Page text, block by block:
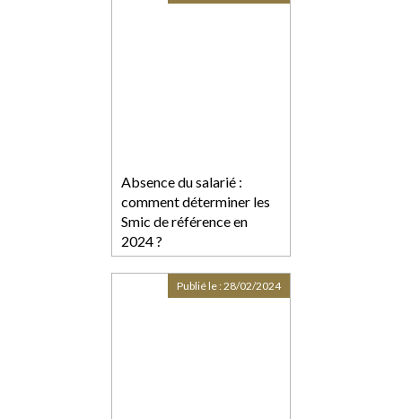
Absence du salarié :
comment déterminer les
Smic de référence en
2024 ?
Publié le :28/02/2024